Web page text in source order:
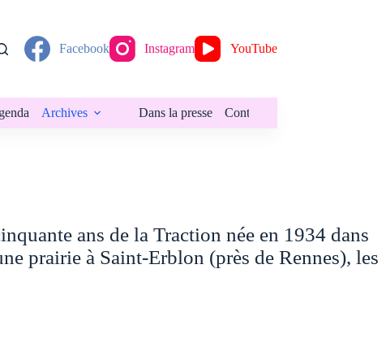
Facebook Instagram YouTube
Archives Dans la presse Contact
ans de la Traction née en 1934 dans
prairie à Saint-Erblon (près de Rennes), les